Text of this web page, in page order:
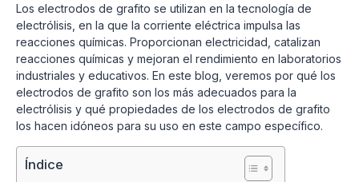
Los electrodos de grafito se utilizan en la tecnología de
electrólisis, en la que la corriente eléctrica impulsa las
reacciones químicas. Proporcionan electricidad, catalizan
reacciones químicas y mejoran el rendimiento en laboratorios
industriales y educativos. En este blog, veremos por qué los
electrodos de grafito son los más adecuados para la
electrólisis y qué propiedades de los electrodos de grafito
los hacen idóneos para su uso en este campo específico.
Índice